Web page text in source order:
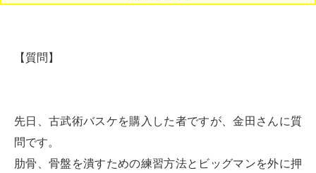
【質問】
先日、古武術バスケを購入した者ですが、金田さんに質
問です。
肋骨、骨盤を潰すための練習方法とビッグマンを外に押